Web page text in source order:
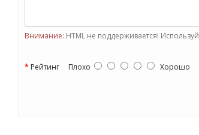
Внимание: HTML не поддерживается!
Рейтинг Плохо Хорошо